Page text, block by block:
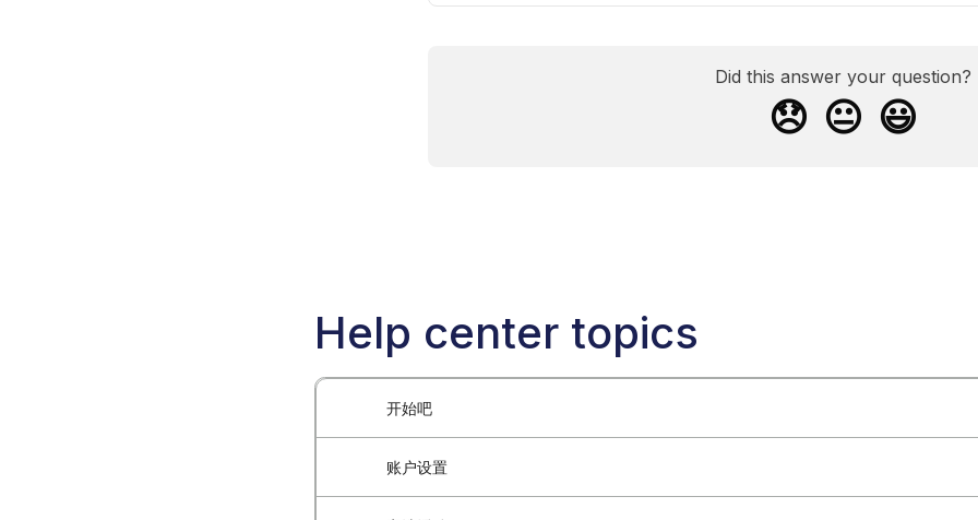
Did this answer your question?
😞 😐 😃
Help center topics
开始吧
什么是Blockchain-Ads？
账户设置